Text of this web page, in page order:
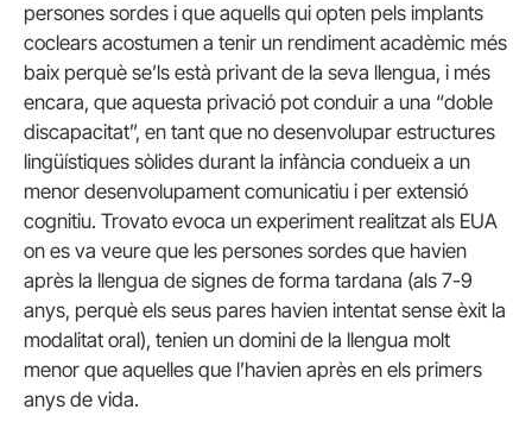
persones sordes i que aquells qui opten pels implants
coclears acostumen a tenir un rendiment acadèmic més
baix perquè se’ls està privant de la seva llengua, i més
encara, que aquesta privació pot conduir a una “doble
discapacitat”, en tant que no desenvolupar estructures
lingüístiques sòlides durant la infància condueix a un
menor desenvolupament comunicatiu i per extensió
cognitiu. Trovato evoca un experiment realitzat als EUA
on es va veure que les persones sordes que havien
après la llengua de signes de forma tardana (als 7-9
anys, perquè els seus pares havien intentat sense èxit la
modalitat oral), tenien un domini de la llengua molt
menor que aquelles que l’havien après en els primers
anys de vida.